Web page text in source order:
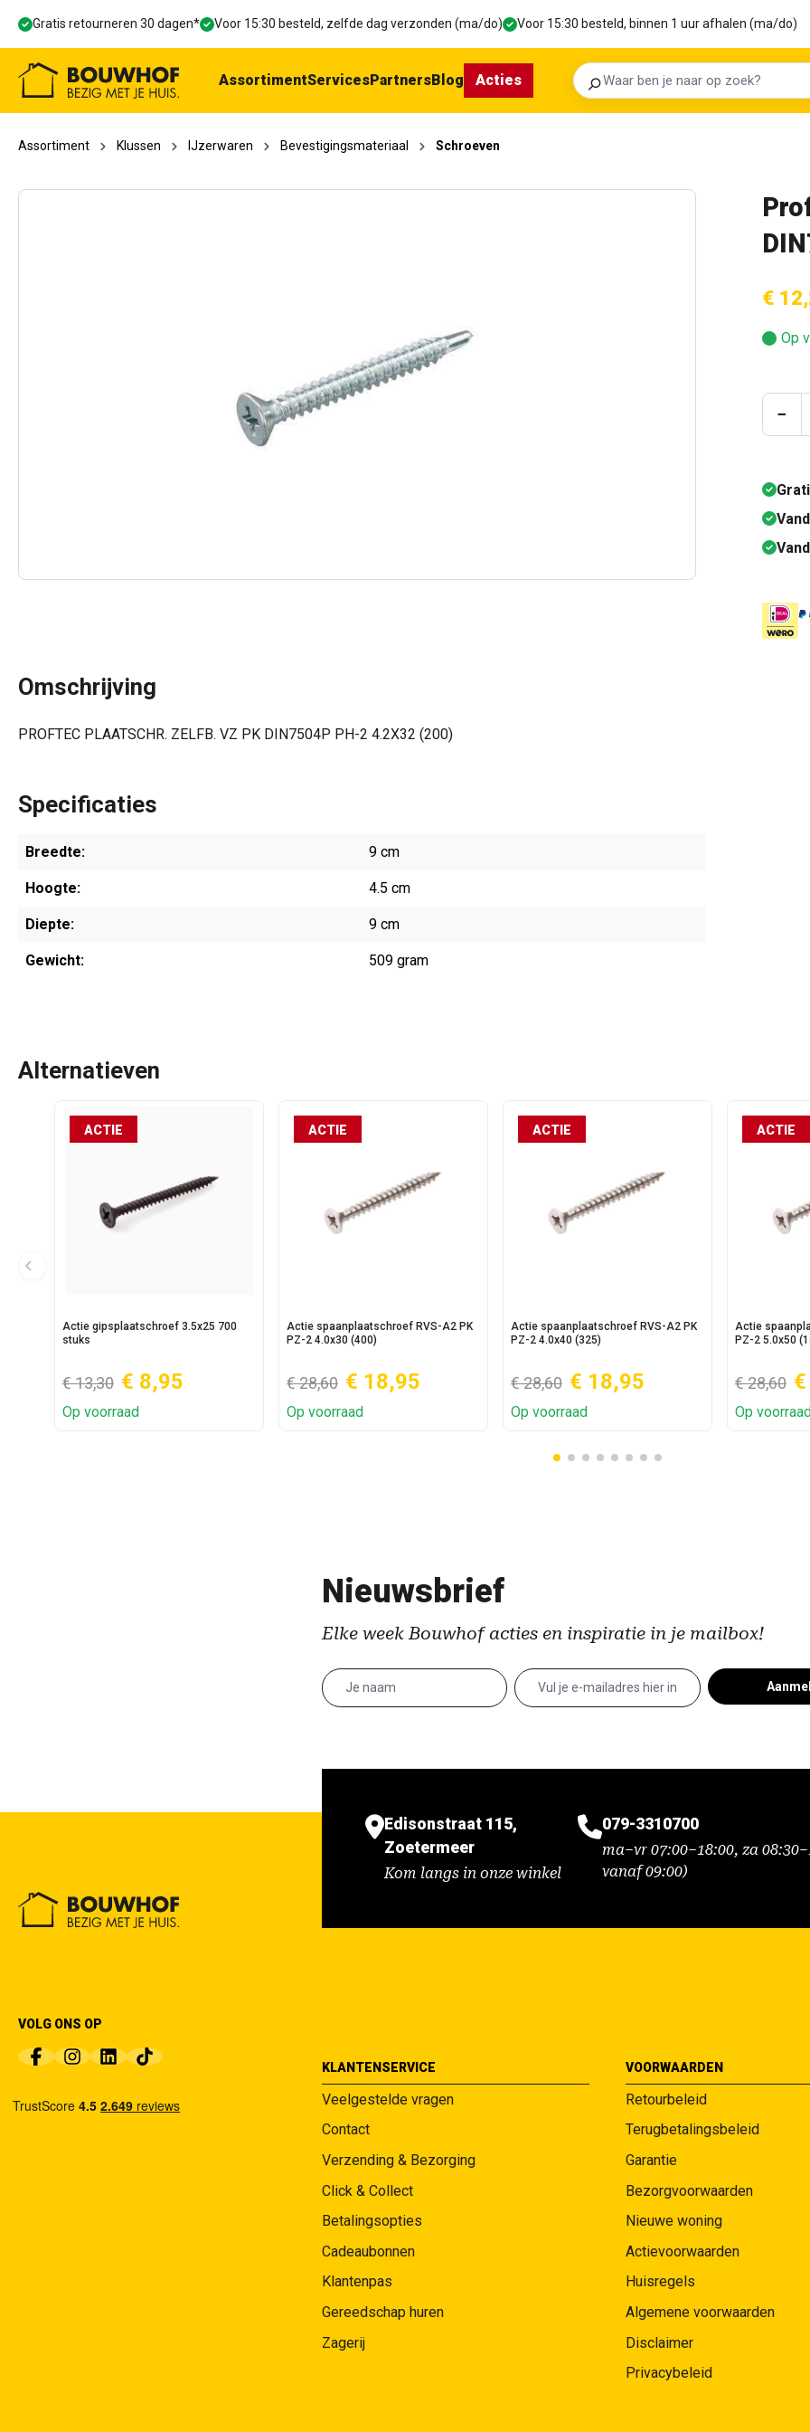
Ga naar de hoofdnavigatie
Gratis retourneren 30 dagen* Voor 15:30 besteld, zelfde dag verzonden (ma/do) Voor 15:30 besteld, binnen 1 uur afhalen (ma/do)
Zoeken
AssortimentServicesPartnersBlog Acties
Assortiment Klussen IJzerwaren Bevestigingsmateriaal Schroeven
€
Op
−
Omschrijving
PROFTEC PLAATSCHR. ZELFB. VZ PK DIN7504P PH-2 4.2X32 (200)
Specificaties
Breedte: 9 cm
Hoogte: 4.5 cm
Diepte: 9 cm
Gewicht: 509 gram
Alternatieven
ACTIE
Actie gipsplaatschroef 3.5x25 700
stuks
€ 13,30 € 8,95
Op voorraad
ACTIE
Actie spaanplaatschroef RVS-A2 PK
PZ-2 4.0x30 (400)
€ 28,60 € 18,95
Op voorraad
ACTIE
Actie spaanplaatschroef RVS-A2 PK
PZ-2 4.0x40 (325)
€ 28,60 € 18,95
Op voorraad
ACTIE
Actie
PZ-2 5.0x50
€ 28,60
Op
Nieuwsbrief
Elke week Bouwhof acties en inspiratie in je mailbox!
Edisonstraat 115,
Zoetermeer
Kom langs in onze winkel
079-3310700
ma–vr 07:00–18:00, za
vanaf 09:00)
VOLG ONS OP
KLANTENSERVICE
Veelgestelde vragen
Contact
Verzending & Bezorging
Click & Collect
Betalingsopties
Cadeaubonnen
Klantenpas
Gereedschap huren
Zagerij
VOORWAARDEN
Retourbeleid
Terugbetalingsbeleid
Garantie
Bezorgvoorwaarden
Nieuwe woning
Actievoorwaarden
Huisregels
Algemene voorwaarden
Disclaimer
Privacybeleid